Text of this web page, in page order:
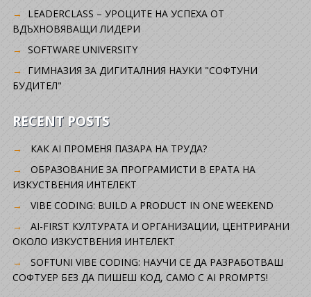
LEADERCLASS – УРОЦИТЕ НА УСПЕХА ОТ
ВДЪХНОВЯВАЩИ ЛИДЕРИ
SOFTWARE UNIVERSITY
ГИМНАЗИЯ ЗА ДИГИТАЛНИЯ НАУКИ "СОФТУНИ
БУДИТЕЛ"
RECENT POSTS
КАК AI ПРОМЕНЯ ПАЗАРА НА ТРУДА?
ОБРАЗОВАНИЕ ЗА ПРОГРАМИСТИ В ЕРАТА НА
ИЗКУСТВЕНИЯ ИНТЕЛЕКТ
VIBE CODING: BUILD A PRODUCT IN ONE WEEKEND
AI-FIRST КУЛТУРАТА И ОРГАНИЗАЦИИ, ЦЕНТРИРАНИ
ОКОЛО ИЗКУСТВЕНИЯ ИНТЕЛЕКТ
SOFTUNI VIBE CODING: НАУЧИ СЕ ДА РАЗРАБОТВАШ
СОФТУЕР БЕЗ ДА ПИШЕШ КОД, САМО С AI PROMPTS!